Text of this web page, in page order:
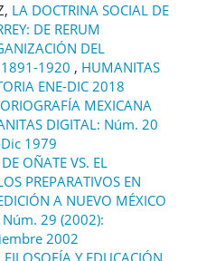
LA DOCTRINA SOCIAL DE
DE RERUM
DEL
1891-1920 , HUMANITAS
ENE-DIC 2018
MEXICANA
DIGITAL: Núm. 20
1979
OÑATE VS. EL
PREPARATIVOS EN
A NUEVO MÉXICO
Núm. 29 (2002):
2002